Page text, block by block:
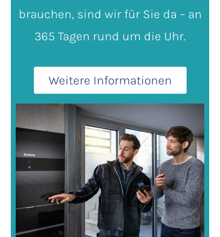
brauchen, sind wir für Sie da – an
365 Tagen rund um die Uhr.
Weitere Informationen